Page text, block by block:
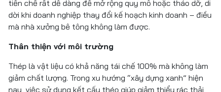
tiền chế rất dễ dàng để mở rộng quy mô hoặc tháo dỡ, di
dời khi doanh nghiệp thay đổi kế hoạch kinh doanh – điều
mà nhà xưởng bê tông không làm được.
Thân thiện với môi trường
Thép là vật liệu có khả năng tái chế 100% mà không làm
giảm chất lượng. Trong xu hướng “xây dựng xanh” hiện
nay, việc sử dụng kết cấu théo giúp giảm thiểu rác thải